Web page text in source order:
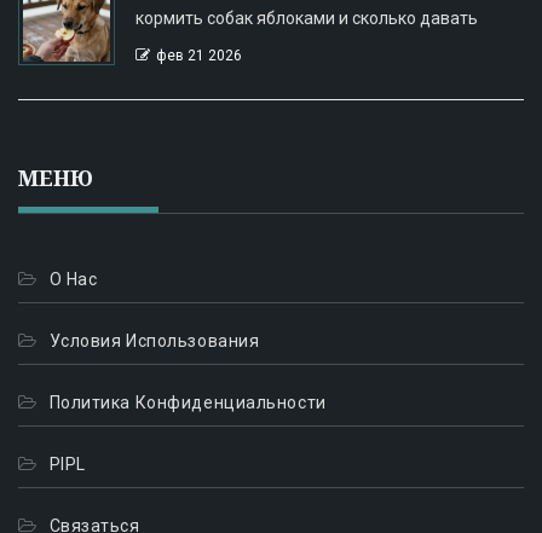
кормить собак яблоками и сколько давать
фев 21 2026
МЕНЮ
О Нас
Условия Использования
Политика Конфиденциальности
PIPL
Связаться